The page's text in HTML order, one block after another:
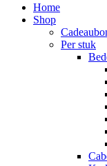
Home
Shop
Per stuk